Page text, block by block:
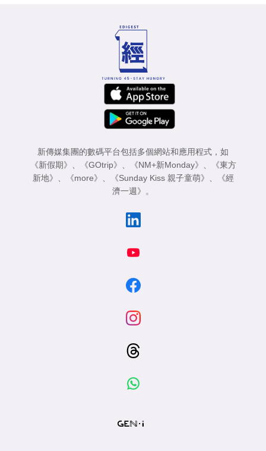
新傳媒集團的數碼平台包括多個網站和應用程式，如
《新假期》
《GOtrip》 《NM+新Monday》
《東方
新地》
《more》 《Sunday Kiss 親子童萌》
《經
濟一週》
。